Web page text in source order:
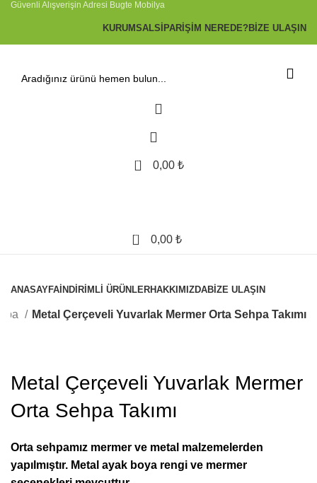
Güvenli Alışverişin Adresi Bugte Mobilya
KURUMSALSIPARIŞIM NEREDE? BIZE ULAŞIN
0 0,00 ₺
0 0,00 ₺
ANASAYFA İNDIRIMLI ÜRÜNLERHAKKIMIZDABIZE ULAŞIN
Metal Çerçeveli Yuvarlak Mermer Orta Sehpa Takımı
Metal Çerçeveli Yuvarlak Mermer
Orta Sehpa Takımı
Orta sehpamız mermer ve metal malzemelerden
yapılmıştır. Metal ayak boya rengi ve mermer